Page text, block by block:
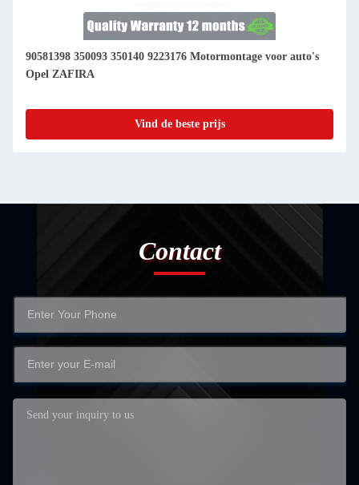
90581398 350093 350140 9223176 Motormontage voor auto's
Opel ZAFIRA
Vind de beste prijs
Contact